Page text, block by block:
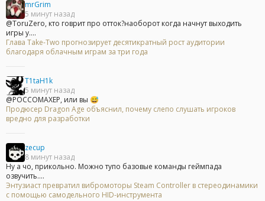
mrGrim
5 минут назад
@ToruZero, кто говрит про отток?наоборот когда начнут выходить
игры у....
Глава Take-Two прогнозирует десятикратный рост аудитории
благодаря облачным играм за три года
T1taH1k
5 минут назад
@POCCOMAXEP, или вы 😅
Продюсер Dragon Age объяснил, почему слепо слушать игроков
вредно для разработки
zecup
8 минут назад
Ну а чо, прикольно. Можно тупо базовые команды геймпада
озвучить....
Энтузиаст превратил вибромоторы Steam Controller в стереодинамики
с помощью самодельного HID-инструмента